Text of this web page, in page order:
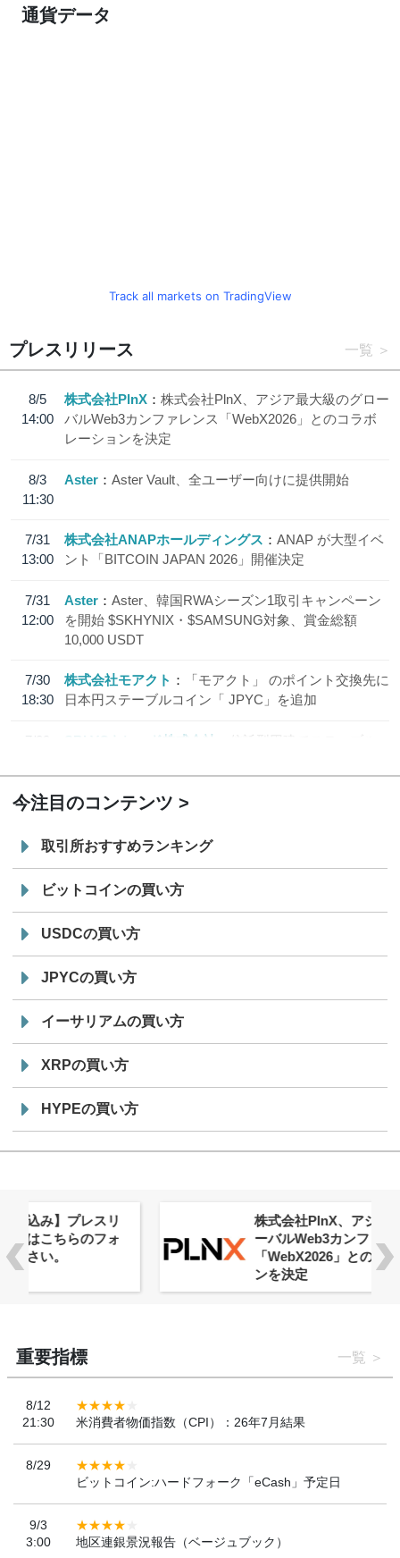
通貨データ
Track all markets on TradingView
プレスリリース 一覧
8/5
14:00
株式会社PlnX
株式会社PlnX、アジア最大級のグロー
バルWeb3カンファレンス「WebX2026」とのコラボ
レーションを決定
8/3
11:30
Aster Aster Vault、全ユーザー向けに提供開始
7/31
13:00
株式会社ANAPホールディングス
ANAP が大型イベ
ント「BITCOIN JAPAN 2026」開催決定
7/31
12:00
Aster
Aster、韓国RWAシーズン1取引キャンペーン
を開始 $SKHYNIX・$SAMSUNG対象、賞金総額
10,000 USDT
7/30
18:30
株式会社モアクト
「モアクト」 のポイント交換先に
日本円ステーブルコイン「 JPYC」を追加
7/29
SBI VCトレード株式会社
信託型円建てステーブル
今注目のコンテンツ
取引所おすすめランキング
ビットコインの買い方
USDCの買い方
JPYCの買い方
イーサリアムの買い方
XRPの買い方
HYPEの買い方
株式会社PlnX、アジア最大級のグロ
ーバルWeb3カンファレンス
「WebX2026」とのコラボレーショ
重要指標 一覧
8/12
21:30
米消費者物価指数（CPI）：26年7月結果
8/29
ビットコイン:ハードフォーク「eCash」予定日
9/3
3:00
地区連銀景況報告（ベージュブック）